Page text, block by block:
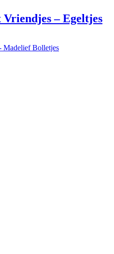
– Egeltjes